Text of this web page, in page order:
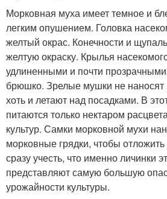
Морковная муха имеет темное и
легким опушением. Головка
желтый окрас. Конечности и
желтую окраску. Крылья
удлиненными и почти
брюшко. Зрелые мушки не наносят
хоть и летают над посадками. В
питаются только нектаром
культур. Самки морковной мухи
морковные грядки, чтобы
сразу учесть, что именно личинки
представляют самую большую
урожайности культуры.